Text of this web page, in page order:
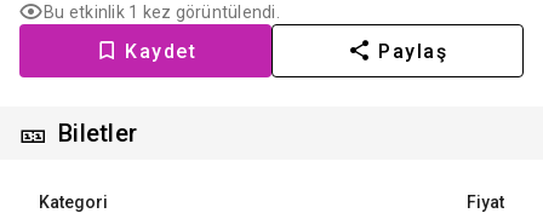
Bu etkinlik 1 kez görüntülendi.
Kaydet Paylaş
🎫 Biletler
Kategori Fiyat